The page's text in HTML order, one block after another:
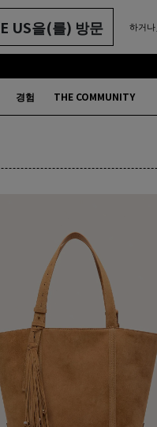
US을(를) 방문 하거나
경험 THE COMMUNITY